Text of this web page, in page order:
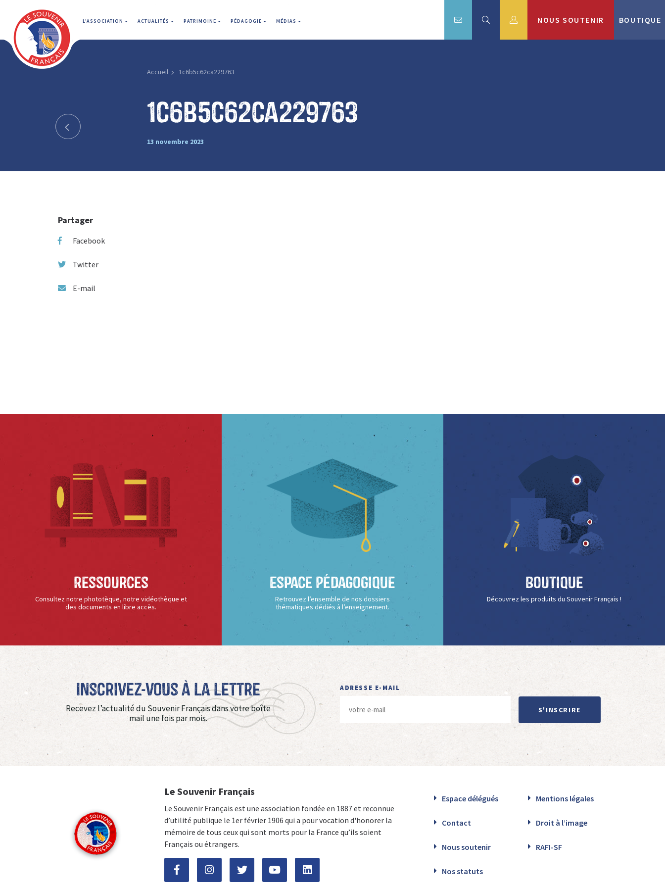
L'ASSOCIATION ACTUALITÉS PATRIMOINE PÉDAGOGIE MÉDIAS NOUS SOUTENIR BOUTIQUE
Accueil 1c6b5c62ca229763
1c6b5c62ca229763
13 novembre 2023
Partager
Facebook
Twitter
E-mail
Ressources
Consultez notre phototèque, notre vidéothèque et
des documents en libre accès.
Espace Pédagogique
Retrouvez l’ensemble de nos dossiers
thématiques dédiés à l’enseignement.
Boutique
Découvrez les produits du Souvenir Français !
Inscrivez-vous à La Lettre
Recevez l’actualité du Souvenir Français dans votre boîte
mail une fois par mois.
ADRESSE E-MAIL
S'INSCRIRE
Le Souvenir Français
Le Souvenir Français est une association fondée en 1887 et reconnue
d’utilité publique le 1er février 1906 qui a pour vocation d'honorer la
mémoire de tous ceux qui sont morts pour la France qu’ils soient
Français ou étrangers.
Espace délégués Mentions légales
Contact Droit à l’image
Nous soutenir RAFI-SF
Nos statuts